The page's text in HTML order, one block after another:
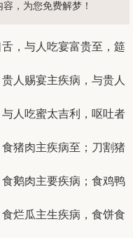
，为您免费解梦！
，与人吃宴富贵至，筵
人赐宴主疾病，与贵人
人吃蜜太吉利，呕吐者
猪肉主疾病至；刀割猪
鹅肉主要疾病；食鸡鸭
烂瓜主生疾病，食饼食